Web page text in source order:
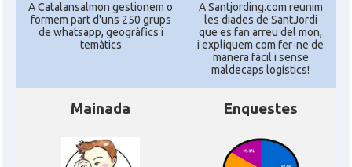
A Catalansalmon gestionem o
formem part d'uns 250 grups
de whatsapp, geogràfics i
temàtics
A Santjording.com reunim
les diades de SantJordi
que es fan arreu del mon,
i expliquem com fer-ne de
manera fàcil i sense
maldecaps logí­stics!
Mainada Enquestes